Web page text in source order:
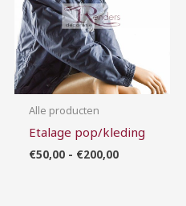
Alle producten
Etalage pop/kleding
€50,00 - €200,00